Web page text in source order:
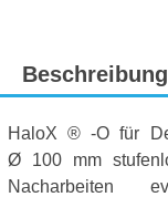
Beschreibung
HaloX ® -O für
Ø 100 mm
Nacharbeiten